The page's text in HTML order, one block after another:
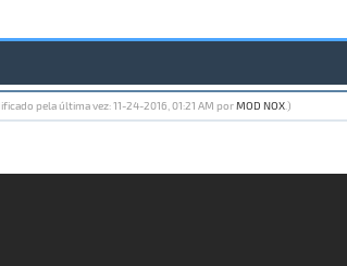
pela última vez: 11-24-2016, 01:21 AM porMOD NOX.)